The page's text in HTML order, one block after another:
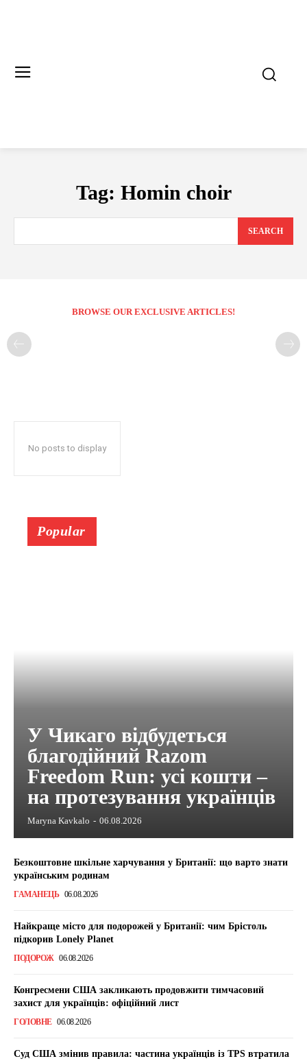
Tag: Homin choir
SEARCH
BROWSE OUR EXCLUSIVE ARTICLES!
No posts to display
Popular
У Чикаго відбудеться
благодійний Razom
Freedom Run: усі кошти –
на протезування українців
Maryna Kavkalo - 06.08.2026
Безкоштовне шкільне харчування у Британії: що варто знати
українським родинам
ГАМАНЕЦЬ 06.08.2026
Найкраще місто для подорожей у Британії: чим Брістоль
підкорив Lonely Planet
ПОДОРОЖ 06.08.2026
Конгресмени США закликають продовжити тимчасовий
захист для українців: офіційний лист
ГОЛОВНЕ 06.08.2026
Суд США змінив правила: частина українців із TPS втратила